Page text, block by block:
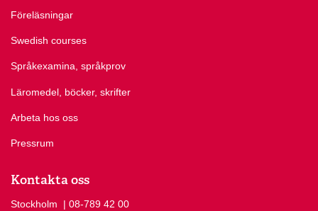
Föreläsningar
Swedish courses
Språkexamina, språkprov
Läromedel, böcker, skrifter
Arbeta hos oss
Pressrum
Kontakta oss
Stockholm Ring Stockholm på
| 08-789 42 00